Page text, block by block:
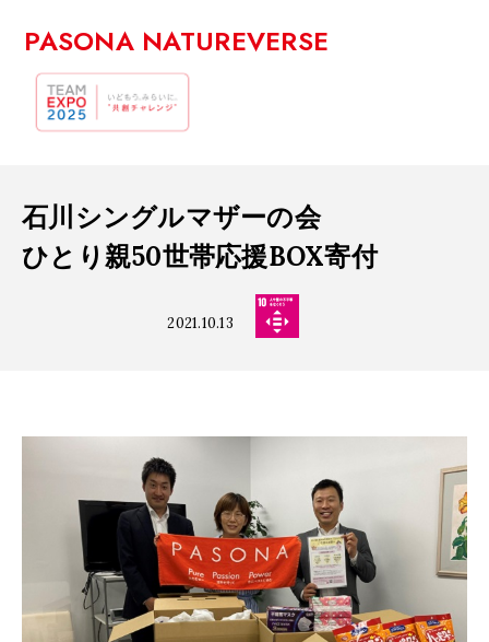
PASONA NATUREVERSE
2021.10.13
石川シングルマザーの会
ひとり親50世帯応援BOX寄付